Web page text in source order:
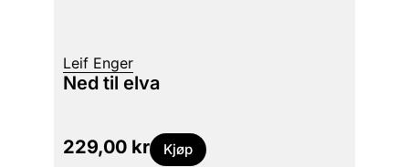
Leif Enger
Ned til elva
229,00 kr Kjøp